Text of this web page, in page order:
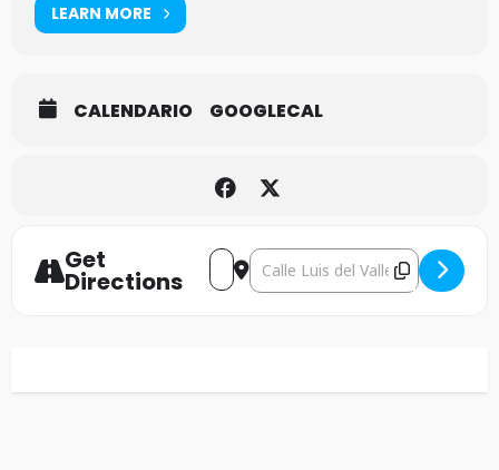
LEARN MORE
CALENDARIO GOOGLECAL
Get
Directions
Address - The Troops of
Destination Address - The